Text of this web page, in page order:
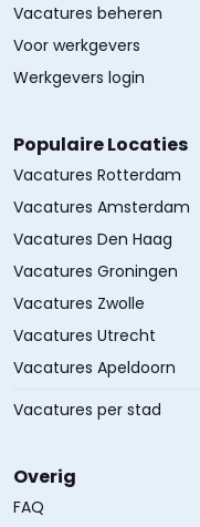
Vacatures beheren
Voor werkgevers
Werkgevers login
Populaire Locaties
Vacatures Rotterdam
Vacatures Amsterdam
Vacatures Den Haag
Vacatures Groningen
Vacatures Zwolle
Vacatures Utrecht
Vacatures Apeldoorn
Vacatures per stad
Overig
FAQ